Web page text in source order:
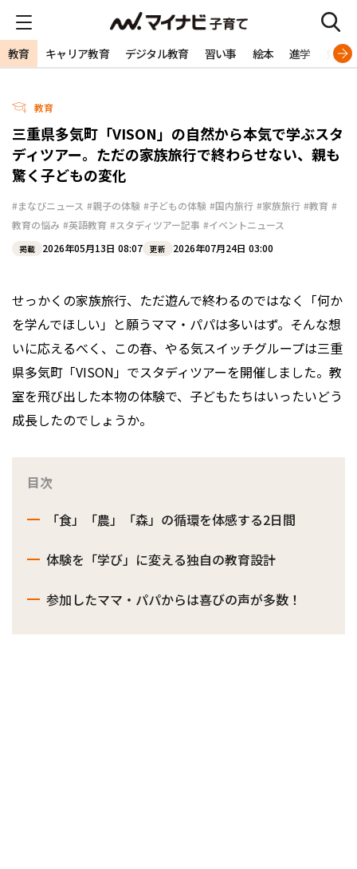
教育 キャリア教育 デジタル教育 習い事 絵本 進学 勉強
教育
三重県多気町「VISON」の自然から本気で学ぶスタ
ディツアー。ただの家族旅行で終わらせない、親も
驚く子どもの変化
#まなびニュース #親子の体験 #子どもの体験 #国内旅行 #家族旅行 #教育 #
教育の悩み #英語教育 #スタディツアー記事 #イベントニュース
掲載 2026年05月13日 08:07 更新 2026年07月24日 03:00
せっかくの家族旅行、ただ遊んで終わるのではなく「何か
を学んでほしい」と願うママ・パパは多いはず。そんな想
いに応えるべく、この春、やる気スイッチグループは三重
県多気町「VISON」でスタディツアーを開催しました。教
室を飛び出した本物の体験で、子どもたちはいったいどう
成長したのでしょうか。
目次
「食」「農」「森」の循環を体感する2日間
体験を「学び」に変える独自の教育設計
参加したママ・パパからは喜びの声が多数！